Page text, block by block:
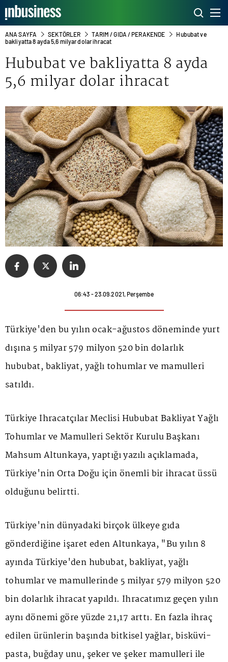
ANA SAYFA SEKTÖRLER TARIM / GIDA / PERAKENDE
Hububat ve
bakliyatta 8 ayda 5,6 milyar dolar ihracat
Hububat ve bakliyatta 8 ayda
5,6 milyar dolar ihracat
06:43 - 23.09.2021, Perşembe
Türkiye'den bu yılın ocak-ağustos döneminde yurt
dışına 5 milyar 579 milyon 520 bin dolarlık
hububat, bakliyat, yağlı tohumlar ve mamulleri
satıldı.
Türkiye İhracatçılar Meclisi Hububat Bakliyat Yağlı
Tohumlar ve Mamulleri Sektör Kurulu Başkanı
Mahsum Altunkaya, yaptığı yazılı açıklamada,
Türkiye'nin Orta Doğu için önemli bir ihracat üssü
olduğunu belirtti.
Türkiye'nin dünyadaki birçok ülkeye gıda
gönderdiğine işaret eden Altunkaya, "Bu yılın 8
ayında Türkiye'den hububat, bakliyat, yağlı
tohumlar ve mamullerinde 5 milyar 579 milyon 520
bin dolarlık ihracat yapıldı. İhracatımız geçen yılın
aynı dönemi göre yüzde 21,17 arttı. En fazla ihraç
edilen ürünlerin başında bitkisel yağlar, bisküvi-
pasta, buğday unu, şeker ve şeker mamulleri ile